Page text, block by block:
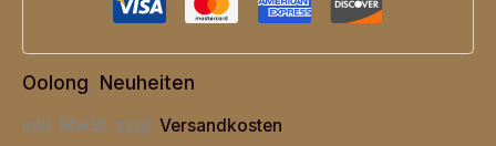
Oolong Neuheiten
inkl. MwSt. zzgl. Versandkosten